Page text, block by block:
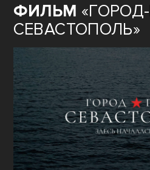
ФИЛЬМ
СЕВАСТОПОЛЬ»